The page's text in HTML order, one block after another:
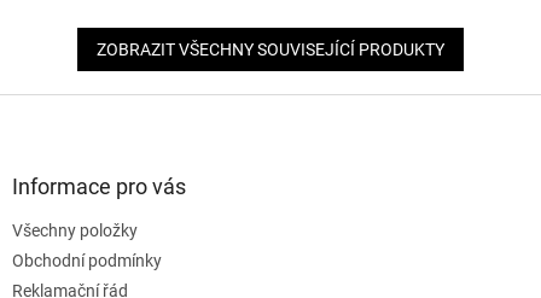
ZOBRAZIT VŠECHNY SOUVISEJÍCÍ PRODUKTY
Informace pro vás
Všechny položky
Obchodní podmínky
Reklamační řád